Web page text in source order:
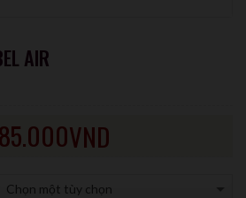
AIR
VND